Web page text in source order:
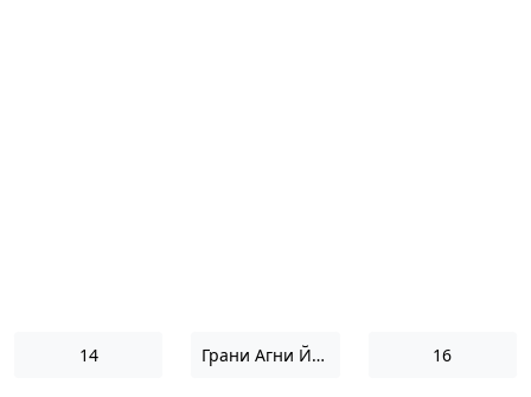
14 Грани Агни Йоги 1956 16